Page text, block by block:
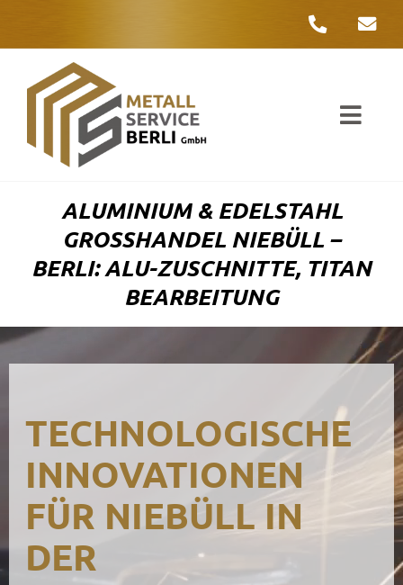
ALUMINIUM & EDELSTAHL
GROSSHANDEL NIEBÜLL – B
ERLI: ALU-ZUSCHNITTE, TITAN B
EARBEITUNG
TECHNOLOGISCHE
INNOVATIONEN
FÜR NIEBÜLL IN
DER